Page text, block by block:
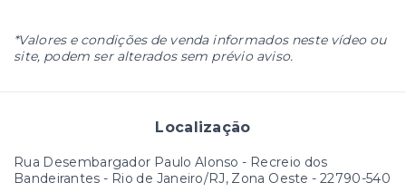
*Valores e condições de venda informados neste vídeo ou
site, podem ser alterados sem prévio aviso.
Localização
Rua Desembargador Paulo Alonso - Recreio dos
Bandeirantes - Rio de Janeiro/RJ, Zona Oeste - 22790-540